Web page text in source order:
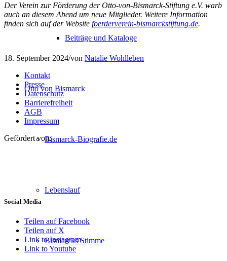
Beiträge und Kataloge
Otto von Bismarck
Bismarck-Biografie.de
Lebenslauf
Bismarcks Stimme
Der Verein zur Förderung der Otto-von-Bismarck-Stiftung e.V. warb
auch an diesem Abend um neue Mitglieder. Weitere Information
finden sich auf der Website foerderverein-bismarckstiftung.de.
18. September 2024/von Natalie Wohlleben
Kontakt
Presse
Datenschutz
Barrierefreiheit
AGB
Impressum
Gefördert von:
Social Media
Teilen auf Facebook
Teilen auf X
Link to Instagram
Link to Youtube